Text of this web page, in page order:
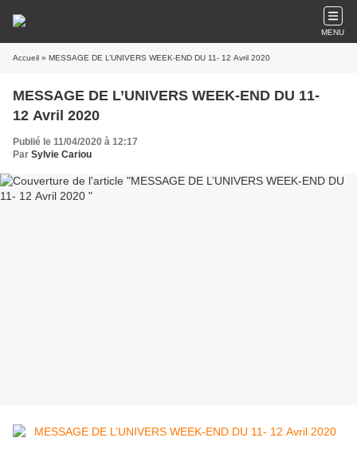
MENU
Accueil » MESSAGE DE L’UNIVERS WEEK-END DU 11- 12 Avril 2020
MESSAGE DE L’UNIVERS WEEK-END DU 11-
12 Avril 2020
Publié le 11/04/2020 à 12:17
Par Sylvie Cariou